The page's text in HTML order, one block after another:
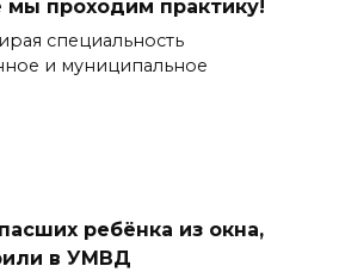
мы проходим практику!
специальность
и муниципальное
ребёнка из окна,
в УМВД